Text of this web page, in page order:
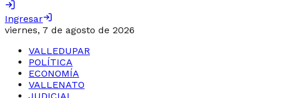
Ingresar
viernes, 7 de agosto de 2026
VALLEDUPAR
POLÍTICA
ECONOMÍA
VALLENATO